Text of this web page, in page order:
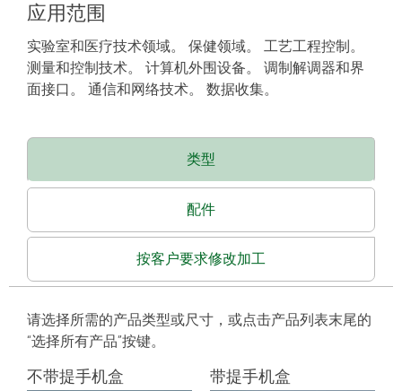
应用范围
实验室和医疗技术领域。 保健领域。 工艺工程控制。
测量和控制技术。 计算机外围设备。 调制解调器和界
面接口。 通信和网络技术。 数据收集。
类型
配件
按客户要求修改加工
请选择所需的产品类型或尺寸，或点击产品列表末尾的
“选择所有产品”按键。
不带提手机盒 带提手机盒